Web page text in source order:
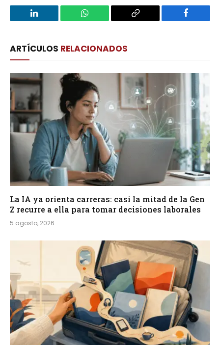
LinkedIn WhatsApp
Copy
Facebook
ARTÍCULOS RELACIONADOS
La IA ya orienta carreras: casi la mitad de la Gen
Z recurre a ella para tomar decisiones laborales
5 agosto, 2026